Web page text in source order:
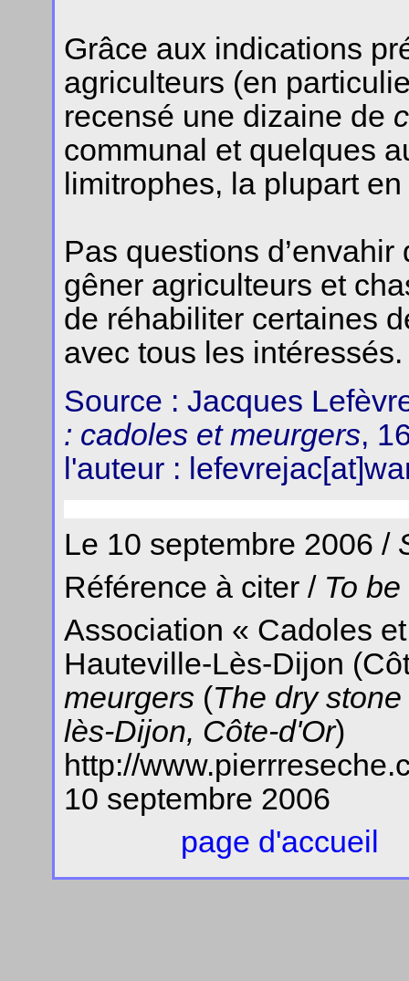
Grâce aux indications
agriculteurs (en
recensé une dizaine de
communal et quelques
limitrophes, la plupart
Pas questions
gêner agriculteurs et
de réhabiliter certaines
avec tous les intéressés.
Source : Jacques
: cadoles et meurgers,
l'auteur :
Le 10 septembre 2006 /
Référence à citer / To
Association « Cadoles
Hauteville-Lès-Dijon
meurgers (The dry
lès-Dijon, Côte-d'Or)
http://
10 septembre 2006
page d'accueil